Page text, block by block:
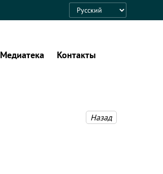
Language
Медиатека Контакты
Назад